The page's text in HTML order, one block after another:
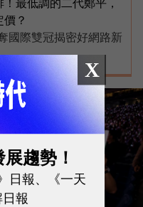
？
國際雙冠揭密好網路新
X
趨勢！
日報、《一天
報